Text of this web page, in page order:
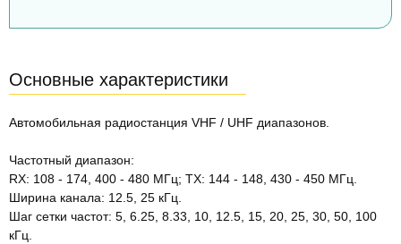
Основные характеристики
Автомобильная радиостанция VHF / UHF диапазонов.
Частотный диапазон:
RX: 108 - 174, 400 - 480 МГц; TX: 144 - 148, 430 - 450 МГц.
Ширина канала: 12.5, 25 кГц.
Шаг сетки частот: 5, 6.25, 8.33, 10, 12.5, 15, 20, 25, 30, 50, 100
кГц.